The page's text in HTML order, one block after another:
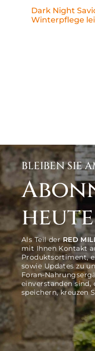
Dark Night
Winterpflege
BLEIBEN SIE
Als Teil derRED
mit Ihnen Kontakt
Produktsortiment,
sowie Updates zu
Foran-
einverstanden sind,
speichern, kreuzen